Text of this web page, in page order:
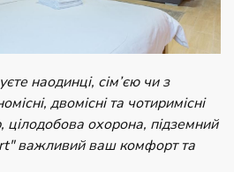
наодинці, сім’єю чи з
двомісні та чотиримісні
цілодобова охорона, підземний
важливий ваш комфорт та